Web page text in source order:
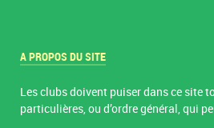
A PROPOS DU SITE
Les clubs doivent puiser dans ce site
particulières, ou d’ordre général, qui